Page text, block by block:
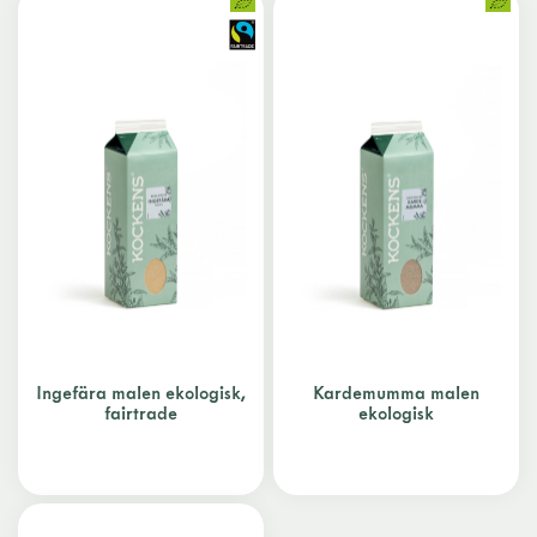
Ingefära malen ekologisk,
fairtrade
Kardemumma malen
ekologisk